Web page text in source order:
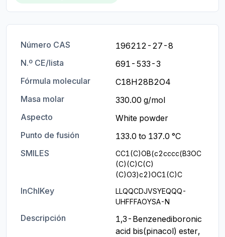
Número CAS
196212-27-8
N.º CE/lista
691-533-3
Fórmula molecular
C18H28B2O4
Masa molar
330.00 g/mol
Aspecto
White powder
Punto de fusión
133.0 to 137.0 °C
SMILES
CC1(C)OB(c2cccc(B3OC
(C)(C)C(C)
(C)O3)c2)OC1(C)C
InChIKey
LLQQCDJVSYEQQQ-
UHFFFAOYSA-N
Descripción
1,3-Benzenediboronic
acid bis(pinacol) ester,